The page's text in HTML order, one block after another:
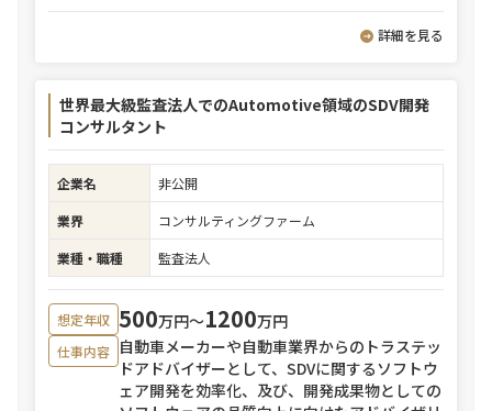
詳細を見る
世界最大級監査法人でのAutomotive領域のSDV開発
コンサルタント
企業名
非公開
業界
コンサルティングファーム
業種・職種
監査法人
想定年収 500万円〜1200万円
仕事内容 自動車メーカーや自動車業界からのトラステッ
ドアドバイザーとして、SDVに関するソフトウ
ェア開発を効率化、及び、開発成果物としての